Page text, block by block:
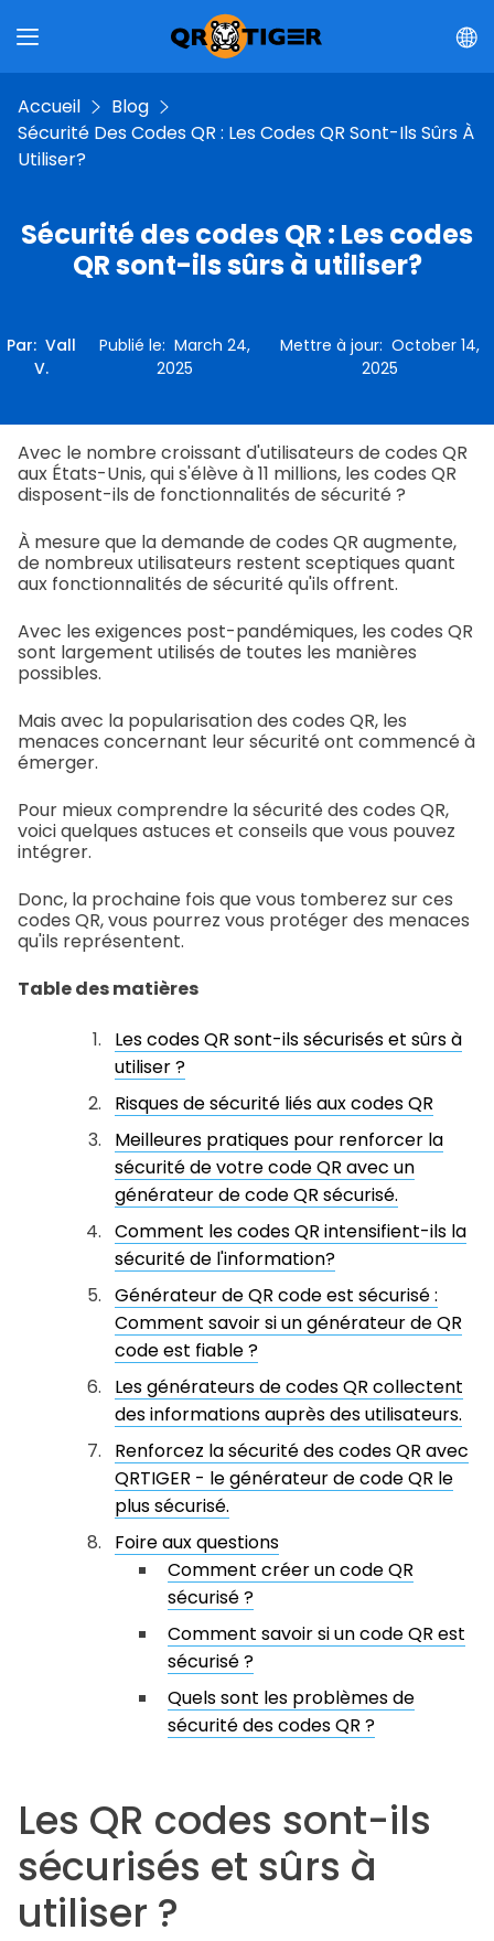
Accueil
Blog
Sécurité Des Codes QR : Les Codes QR Sont-Ils Sûrs À
Utiliser?
Sécurité des codes QR : Les codes
QR sont-ils sûrs à utiliser?
Par:Vall
V.
Publié le:March 24,
2025
Mettre à jour:October 14,
2025
Avec le nombre croissant d'utilisateurs de codes QR
aux États-Unis, qui s'élève à 11 millions, les codes QR
disposent-ils de fonctionnalités de sécurité ?
À mesure que la demande de codes QR augmente,
de nombreux utilisateurs restent sceptiques quant
aux fonctionnalités de sécurité qu'ils offrent.
Avec les exigences post-pandémiques, les codes QR
sont largement utilisés de toutes les manières
possibles.
Mais avec la popularisation des codes QR, les
menaces concernant leur sécurité ont commencé à
émerger.
Pour mieux comprendre la sécurité des codes QR,
voici quelques astuces et conseils que vous pouvez
intégrer.
Donc, la prochaine fois que vous tomberez sur ces
codes QR, vous pourrez vous protéger des menaces
qu'ils représentent.
Table des matières
Les codes QR sont-ils sécurisés et sûrs à
utiliser ?
Risques de sécurité liés aux codes QR
Meilleures pratiques pour renforcer la
sécurité de votre code QR avec un
générateur de code QR sécurisé.
Comment les codes QR intensifient-ils la
sécurité de l'information?
Générateur de QR code est sécurisé :
Comment savoir si un générateur de QR
code est fiable ?
Les générateurs de codes QR collectent
des informations auprès des utilisateurs.
Renforcez la sécurité des codes QR avec
QRTIGER - le générateur de code QR le
plus sécurisé.
Foire aux questions
Comment créer un code QR
sécurisé ?
Comment savoir si un code QR est
sécurisé ?
Quels sont les problèmes de
sécurité des codes QR ?
Les QR codes sont-ils
sécurisés et sûrs à
utiliser ?